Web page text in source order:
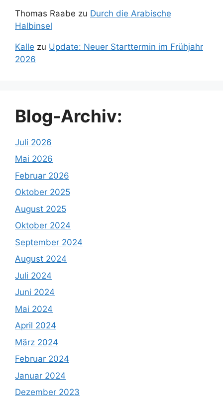
Thomas Raabe zu Durch die Arabische
Halbinsel
Kalle zu Update: Neuer Starttermin im Frühjahr
2026
Blog-Archiv:
Juli 2026
Mai 2026
Februar 2026
Oktober 2025
August 2025
Oktober 2024
September 2024
August 2024
Juli 2024
Juni 2024
Mai 2024
April 2024
März 2024
Februar 2024
Januar 2024
Dezember 2023